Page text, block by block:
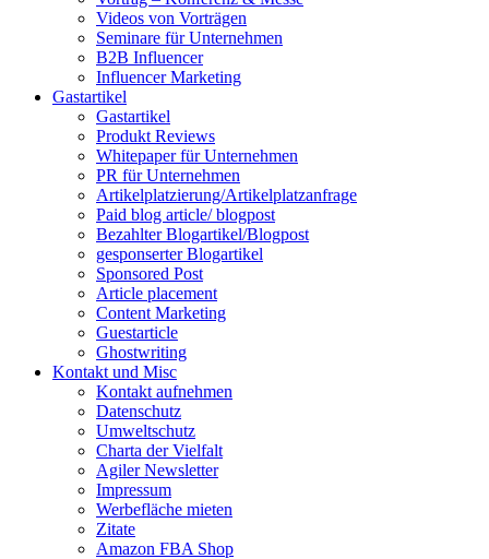
Videos von Vorträgen
Seminare für Unternehmen
B2B Influencer
Influencer Marketing
Gastartikel
Gastartikel
Produkt Reviews
Whitepaper für Unternehmen
PR für Unternehmen
Artikelplatzierung/Artikelplatzanfrage
Paid blog article/ blogpost
Bezahlter Blogartikel/Blogpost
gesponserter Blogartikel
Sponsored Post
Article placement
Content Marketing
Guestarticle
Ghostwriting
Kontakt und Misc
Kontakt aufnehmen
Datenschutz
Umweltschutz
Charta der Vielfalt
Agiler Newsletter
Impressum
Werbefläche mieten
Zitate
Amazon FBA Shop